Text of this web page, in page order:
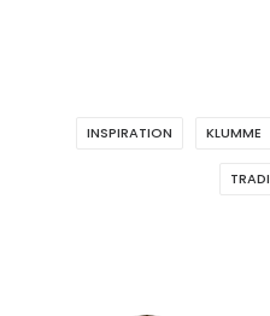
INSPIRATION KLUMME